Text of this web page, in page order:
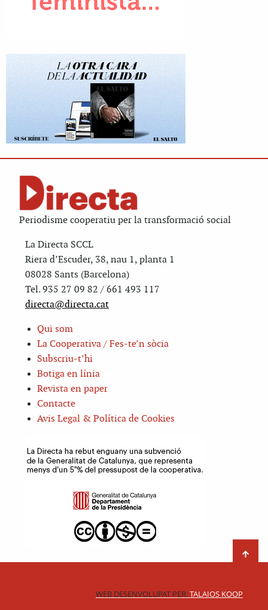
Periodisme cooperatiu per la transformació social
La Directa SCCL
Riera d’Escuder, 38, nau 1, planta 1
08028 Sants (Barcelona)
Tel. 935 27 09 82 / 661 493 117
directa@directa.cat
Qui som
La Cooperativa / Fes-te’n sòcia
Subscriu-t’hi
Botiga en línia
Revista en paper
Contacte
Avis Legal & Política de Cookies
WEB DESENVOLUPAT PER:TALAIOS KOOP